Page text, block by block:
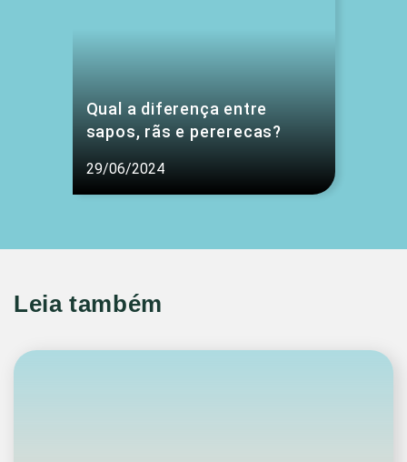
Qual a diferença entre
sapos, rãs e pererecas?
29/06/2024
Leia também